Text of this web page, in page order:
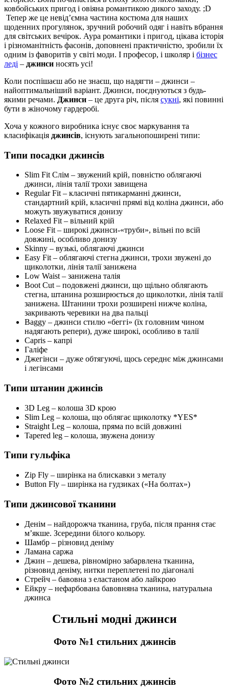
ковбойських пригод і овіяна романтикою дикого заходу. ;D
Тепер же це невід’ємна частина костюма для наших
щоденних прогулянок, зручний робочий одяг і навіть вбрання
для світських вечірок. Аура романтики і пригод, цікава історія
і різноманітність фасонів, доповнені практичністю, зробили їх
одним із фаворитів у світі моди. І професор, і школяр і бізнес
леді – джинси носять усі!
Коли поспішаєш або не знаєш, що надягти – джинси –
найоптимальніший варіант. Джинси, поєднуються з будь-
якими речами. Джинси – це друга річ, після сукні, які повинні
бути в жіночому гардеробі.
Хоча у кожного виробника існує своє маркування та
класифікація джинсів, існують загальнопоширені типи:
Типи посадки джинсів
Slim Fit Слім – звужений крій, повністю облягаючі
джинси, лінія талії трохи завищена
Regular Fit – класичні пятикарманні джинси,
стандартний крій, класичні прямі від коліна джинси, або
можуть звужуватися донизу
Relaxed Fit – вільний крій
Loose Fit – широкі джинси-«труби», вільні по всій
довжині, особливо донизу
Skinny – вузькі, облягаючі джинси
Easy Fit – облягаючі стегна джинси, трохи звужені до
щиколотки, лінія талії занижена
Low Waist – занижена талія
Boot Cut – подовжені джинси, що щільно облягають
стегна, штанина розширюється до щиколотки, лінія талії
занижена. Штанини трохи розширені нижче коліна,
закривають черевики на два пальці
Baggy – джинси стилю «беггі» (їх головним чином
надягають репери), дуже широкі, особливо в талії
Capris – капрі
Галіфе
Джегінси – дуже обтягуючі, щось середнє між джинсами
і легінсами
Типи штанин джинсів
3D Leg – колоша 3D крою
Slim Leg – колоша, що облягає щиколотку *YES*
Straight Leg – колоша, пряма по всій довжині
Tapered leg – колоша, звужена донизу
Типи гульфіка
Zip Fly – ширінка на блискавки з металу
Button Fly – ширінка на гудзиках («На болтах»)
Типи джинсової тканини
Денім – найдорожча тканина, груба, після прання стає
м’якше. Зсередини білого кольору.
Шамбр – різновид деніму
Ламана саржа
Джин – дешева, рівномірно забарвлена ​​тканина,
різновид деніму, нитки переплетені по діагоналі
Стрейч – бавовна з еластаном або лайкрою
Ейкру – нефарбована бавовняна тканина, натуральна
джинса
Стильні модні джинси
Фото №1 стильних джинсів
Фото №2 стильних джинсів